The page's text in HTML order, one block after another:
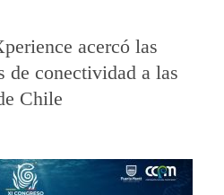
acercó las
de conectividad a las
Chile